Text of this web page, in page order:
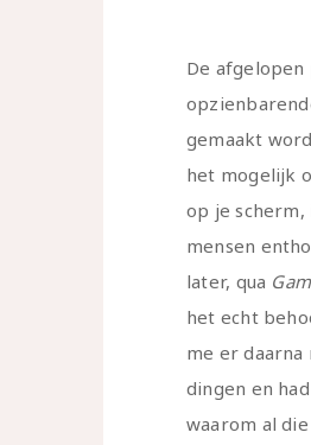
De
gemaakt
het mogelijk
op je
mensen
later, qua
het echt
me er
dingen en
waarom al